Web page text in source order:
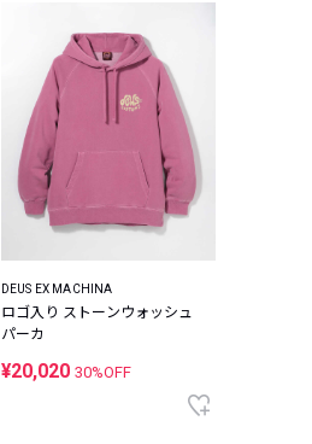
DEUS EX MACHINA
ロゴ入り ストーンウォッシュ
パーカ
¥20,020 30%OFF